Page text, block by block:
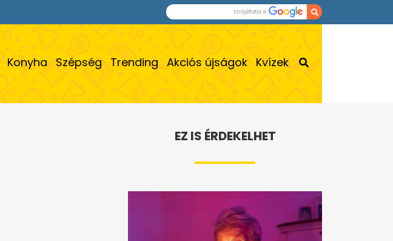
Konyha Szépség Trending Akciós újságok Kvízek
EZ IS ÉRDEKELHET